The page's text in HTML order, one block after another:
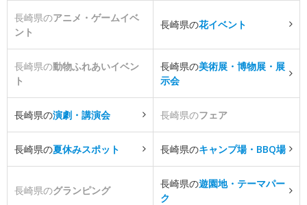
長崎県のアニメ・ゲームイベ
ント
長崎県の花イベント
長崎県の動物ふれあいイベン
ト
長崎県の美術展・博物展・展
示会
長崎県の演劇・講演会 長崎県のフェア
長崎県の夏休みスポット 長崎県のキャンプ場・BBQ場
長崎県のグランピング
長崎県の遊園地・テーマパー
ク